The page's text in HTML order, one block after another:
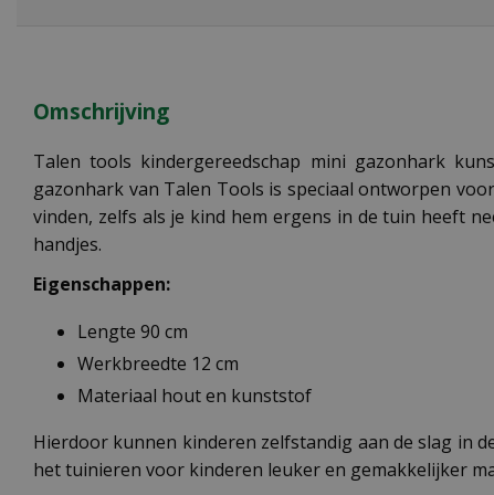
Omschrijving
Talen tools kindergereedschap mini gazonhark
gazonhark van Talen Tools is speciaal ontworpen
vinden, zelfs als je kind hem ergens in de tuin heeft
handjes.
Eigenschappen:
Lengte 90 cm
Werkbreedte 12 cm
Materiaal hout en kunststof
Hierdoor kunnen kinderen zelfstandig aan de slag in
het tuinieren voor kinderen leuker en gemakkelijker